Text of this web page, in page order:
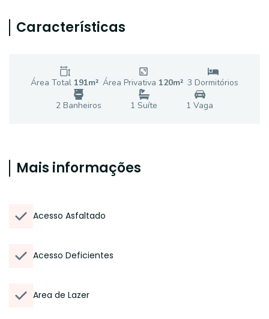
Características
Área Total 191m² Área Privativa 120m² 3 Dormitórios
2 Banheiros 1 Suíte 1 Vaga
Mais informações
Acesso Asfaltado
Acesso Deficientes
Area de Lazer